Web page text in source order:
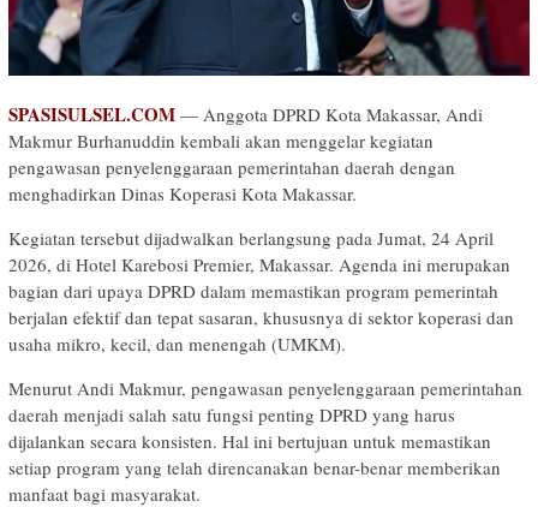
SPASISULSEL.COM — Anggota DPRD Kota Makassar, Andi
Makmur Burhanuddin kembali akan menggelar kegiatan
pengawasan penyelenggaraan pemerintahan daerah dengan
menghadirkan Dinas Koperasi Kota Makassar.
Kegiatan tersebut dijadwalkan berlangsung pada Jumat, 24 April
2026, di Hotel Karebosi Premier, Makassar. Agenda ini merupakan
bagian dari upaya DPRD dalam memastikan program pemerintah
berjalan efektif dan tepat sasaran, khususnya di sektor koperasi dan
usaha mikro, kecil, dan menengah (UMKM).
Menurut Andi Makmur, pengawasan penyelenggaraan pemerintahan
daerah menjadi salah satu fungsi penting DPRD yang harus
dijalankan secara konsisten. Hal ini bertujuan untuk memastikan
setiap program yang telah direncanakan benar-benar memberikan
manfaat bagi masyarakat.